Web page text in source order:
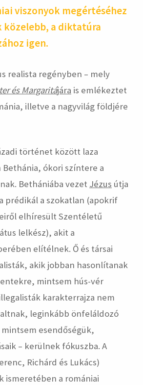
viszonyok megértéséhez
közelebb, a diktatúra
igen.
realista regényben – mely
és Margaritájára is emlékeztet
illetve a nagyvilág földjére
történet között laza
Bethánia, ókori színtere a
Bethániába vezet Jézus útja
prédikál a szokatlan (apokrif
elhíresült Szentéletű
lelkész), akit a
elítélnek. Ő és társai
akik jobban hasonlítanak
mintsem hús-vér
karakterrajza nem
leginkább önfeláldozó
esendőségük,
– kerülnek fókuszba. A
Richárd és Lukács)
ismeretében a romániai